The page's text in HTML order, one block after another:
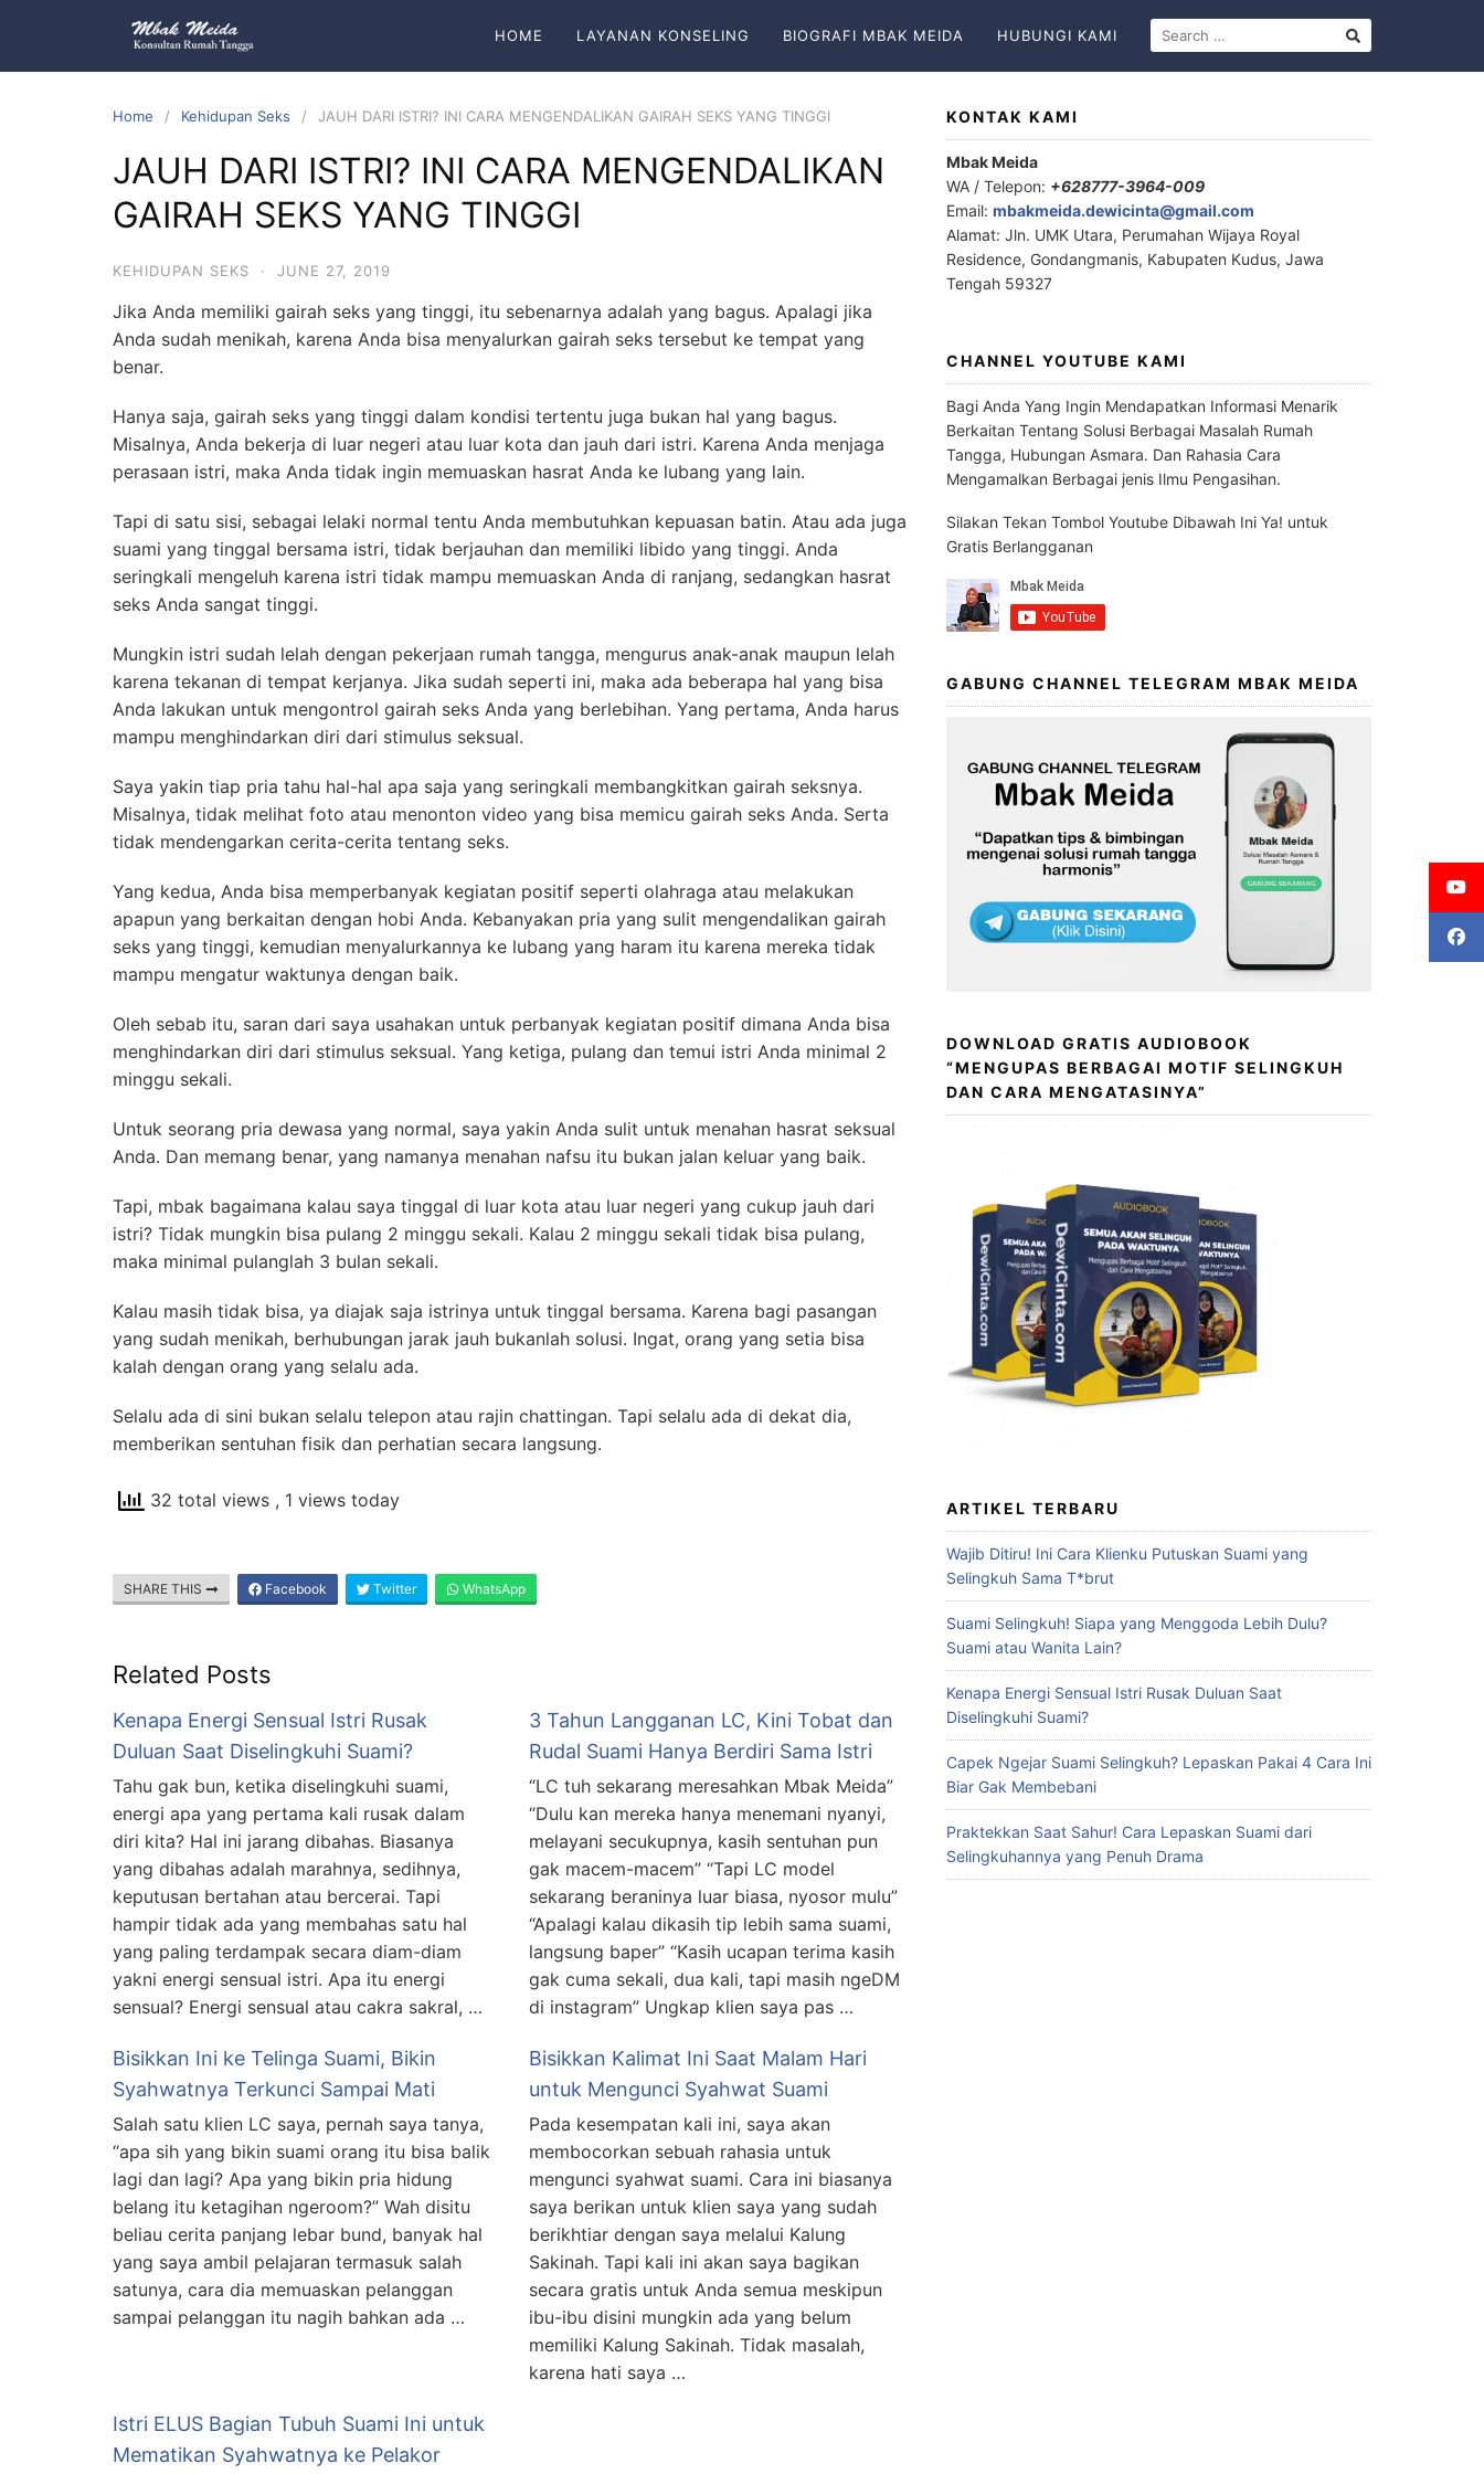
HOME LAYANAN KONSELING BIOGRAFI MBAK MEIDA HUBUNGI KAMI
Home Kehidupan Seks JAUH DARI ISTRI? INI CARA MENGENDALIKAN GAIRAH SEKS YANG TINGGI
JAUH DARI ISTRI? INI CARA MENGENDALIKAN
GAIRAH SEKS YANG TINGGI
KEHIDUPAN SEKS · JUNE 27, 2019
Jika Anda memiliki gairah seks yang tinggi, itu sebenarnya adalah yang bagus. Apalagi jika
Anda sudah menikah, karena Anda bisa menyalurkan gairah seks tersebut ke tempat yang
benar.
Hanya saja, gairah seks yang tinggi dalam kondisi tertentu juga bukan hal yang bagus.
Misalnya, Anda bekerja di luar negeri atau luar kota dan jauh dari istri. Karena Anda menjaga
perasaan istri, maka Anda tidak ingin memuaskan hasrat Anda ke lubang yang lain.
Tapi di satu sisi, sebagai lelaki normal tentu Anda membutuhkan kepuasan batin. Atau ada juga
suami yang tinggal bersama istri, tidak berjauhan dan memiliki libido yang tinggi. Anda
seringkali mengeluh karena istri tidak mampu memuaskan Anda di ranjang, sedangkan hasrat
seks Anda sangat tinggi.
Mungkin istri sudah lelah dengan pekerjaan rumah tangga, mengurus anak-anak maupun lelah
karena tekanan di tempat kerjanya. Jika sudah seperti ini, maka ada beberapa hal yang bisa
Anda lakukan untuk mengontrol gairah seks Anda yang berlebihan. Yang pertama, Anda harus
mampu menghindarkan diri dari stimulus seksual.
Saya yakin tiap pria tahu hal-hal apa saja yang seringkali membangkitkan gairah seksnya.
Misalnya, tidak melihat foto atau menonton video yang bisa memicu gairah seks Anda. Serta
tidak mendengarkan cerita-cerita tentang seks.
Yang kedua, Anda bisa memperbanyak kegiatan positif seperti olahraga atau melakukan
apapun yang berkaitan dengan hobi Anda. Kebanyakan pria yang sulit mengendalikan gairah
seks yang tinggi, kemudian menyalurkannya ke lubang yang haram itu karena mereka tidak
mampu mengatur waktunya dengan baik.
Oleh sebab itu, saran dari saya usahakan untuk perbanyak kegiatan positif dimana Anda bisa
menghindarkan diri dari stimulus seksual. Yang ketiga, pulang dan temui istri Anda minimal 2
minggu sekali.
Untuk seorang pria dewasa yang normal, saya yakin Anda sulit untuk menahan hasrat seksual
Anda. Dan memang benar, yang namanya menahan nafsu itu bukan jalan keluar yang baik.
Tapi, mbak bagaimana kalau saya tinggal di luar kota atau luar negeri yang cukup jauh dari
istri? Tidak mungkin bisa pulang 2 minggu sekali. Kalau 2 minggu sekali tidak bisa pulang,
maka minimal pulanglah 3 bulan sekali.
Kalau masih tidak bisa, ya diajak saja istrinya untuk tinggal bersama. Karena bagi pasangan
yang sudah menikah, berhubungan jarak jauh bukanlah solusi. Ingat, orang yang setia bisa
kalah dengan orang yang selalu ada.
Selalu ada di sini bukan selalu telepon atau rajin chattingan. Tapi selalu ada di dekat dia,
memberikan sentuhan fisik dan perhatian secara langsung.
32 total views , 1 views today
SHARE THIS Facebook Twitter WhatsApp
Related Posts
Kenapa Energi Sensual Istri Rusak
Duluan Saat Diselingkuhi Suami?
Tahu gak bun, ketika diselingkuhi suami,
energi apa yang pertama kali rusak dalam
diri kita? Hal ini jarang dibahas. Biasanya
yang dibahas adalah marahnya, sedihnya,
keputusan bertahan atau bercerai. Tapi
hampir tidak ada yang membahas satu hal
yang paling terdampak secara diam-diam
yakni energi sensual istri. Apa itu energi
sensual? Energi sensual atau cakra sakral, …
3 Tahun Langganan LC, Kini Tobat dan
Rudal Suami Hanya Berdiri Sama Istri
“LC tuh sekarang meresahkan Mbak Meida”
“Dulu kan mereka hanya menemani nyanyi,
melayani secukupnya, kasih sentuhan pun
gak macem-macem” “Tapi LC model
sekarang beraninya luar biasa, nyosor mulu”
“Apalagi kalau dikasih tip lebih sama suami,
langsung baper” “Kasih ucapan terima kasih
gak cuma sekali, dua kali, tapi masih ngeDM
di instagram” Ungkap klien saya pas …
Bisikkan Ini ke Telinga Suami, Bikin
Syahwatnya Terkunci Sampai Mati
Salah satu klien LC saya, pernah saya tanya,
“apa sih yang bikin suami orang itu bisa balik
lagi dan lagi? Apa yang bikin pria hidung
belang itu ketagihan ngeroom?” Wah disitu
beliau cerita panjang lebar bund, banyak hal
yang saya ambil pelajaran termasuk salah
satunya, cara dia memuaskan pelanggan
sampai pelanggan itu nagih bahkan ada …
Bisikkan Kalimat Ini Saat Malam Hari
untuk Mengunci Syahwat Suami
Pada kesempatan kali ini, saya akan
membocorkan sebuah rahasia untuk
mengunci syahwat suami. Cara ini biasanya
saya berikan untuk klien saya yang sudah
berikhtiar dengan saya melalui Kalung
Sakinah. Tapi kali ini akan saya bagikan
secara gratis untuk Anda semua meskipun
ibu-ibu disini mungkin ada yang belum
memiliki Kalung Sakinah. Tidak masalah,
karena hati saya …
Istri ELUS Bagian Tubuh Suami Ini untuk
Mematikan Syahwatnya ke Pelakor
KONTAK KAMI
Mbak Meida
WA / Telepon: +628777-3964-009
Email: mbakmeida.dewicinta@gmail.com
Alamat: Jln. UMK Utara, Perumahan Wijaya Royal
Residence, Gondangmanis, Kabupaten Kudus, Jawa
Tengah 59327
CHANNEL YOUTUBE KAMI
Bagi Anda Yang Ingin Mendapatkan Informasi Menarik
Berkaitan Tentang Solusi Berbagai Masalah Rumah
Tangga, Hubungan Asmara. Dan Rahasia Cara
Mengamalkan Berbagai jenis Ilmu Pengasihan.
Silakan Tekan Tombol Youtube Dibawah Ini Ya! untuk
Gratis Berlangganan
GABUNG CHANNEL TELEGRAM MBAK MEIDA
DOWNLOAD GRATIS AUDIOBOOK
“MENGUPAS BERBAGAI MOTIF SELINGKUH
DAN CARA MENGATASINYA”
ARTIKEL TERBARU
Wajib Ditiru! Ini Cara Klienku Putuskan Suami yang
Selingkuh Sama T*brut
Suami Selingkuh! Siapa yang Menggoda Lebih Dulu?
Suami atau Wanita Lain?
Kenapa Energi Sensual Istri Rusak Duluan Saat
Diselingkuhi Suami?
Capek Ngejar Suami Selingkuh? Lepaskan Pakai 4 Cara Ini
Biar Gak Membebani
Praktekkan Saat Sahur! Cara Lepaskan Suami dari
Selingkuhannya yang Penuh Drama